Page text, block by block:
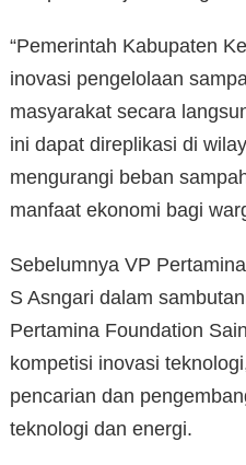
“Pemerintah Kabupaten
inovasi pengelolaan
masyarakat secara
ini dapat direplikasi di
mengurangi beban
manfaat ekonomi bagi
Sebelumnya VP
S Asngari dalam
Pertamina Foundation
kompetisi inovasi
pencarian dan
teknologi dan energi.